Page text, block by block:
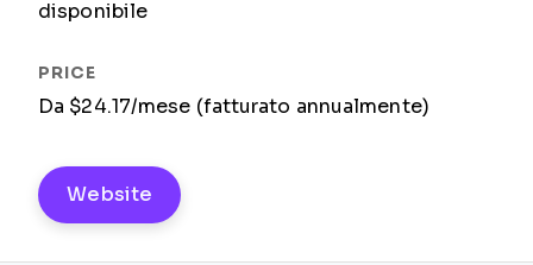
disponibile
Da $24.17/mese (fatturato annualmente)
Website